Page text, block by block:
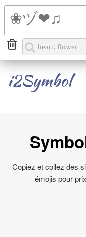
i2Symbol
Copiez et collez des
émojis pour